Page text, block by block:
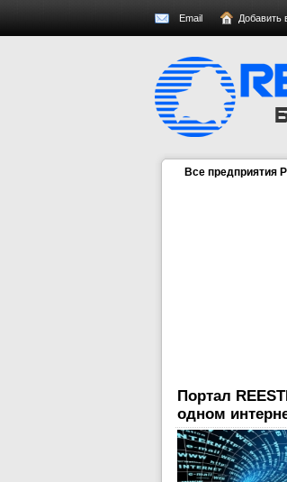
Email Добавить
Все предприятия
Портал
одном